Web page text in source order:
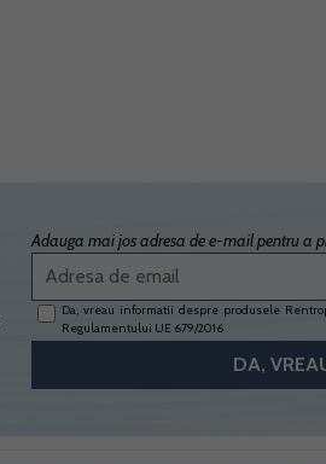
Adauga mai jos adresa de e-mail pentru a
Da, vreau informatii despre produsele
Regulamentului UE 679/2016